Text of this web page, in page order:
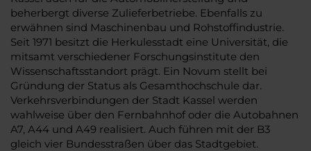
beherbergt diverse Zulieferbetriebe. Ebenfalls zu
erwähnen sind Maschinenbau und Rohstoffindustrie.
Seit 1971 besitzt die Herkulesstadt eine Universität, die
mitsamt verschiedener Forschungsinstitute den
Wissenschaftsstandort prägt. Ein Novum stellt bei
Gründung der Status als Gesamthochschule dar.
Verkehrsverbindungen der Stadt Kassel werden
wahlweise über den Fernbahnhof oder die Autobahnen
A7, A44 und A49 realisiert. Auch führen mit der B3
gleich vier Bundesstraßen über das Stadtgebiet.